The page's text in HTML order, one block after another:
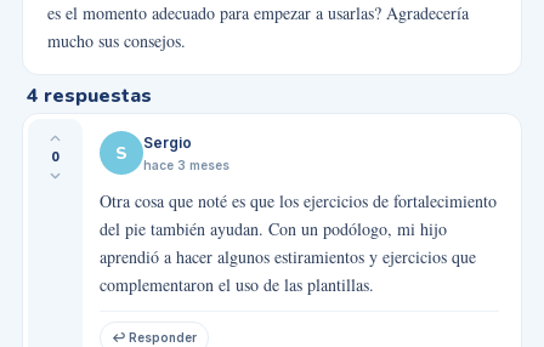
es el momento adecuado para empezar a usarlas? Agradecería
mucho sus consejos.
4 respuestas
0 S Sergio
hace 3 meses
Otra cosa que noté es que los ejercicios de fortalecimiento
del pie también ayudan. Con un podólogo, mi hijo
aprendió a hacer algunos estiramientos y ejercicios que
complementaron el uso de las plantillas.
↩ Responder